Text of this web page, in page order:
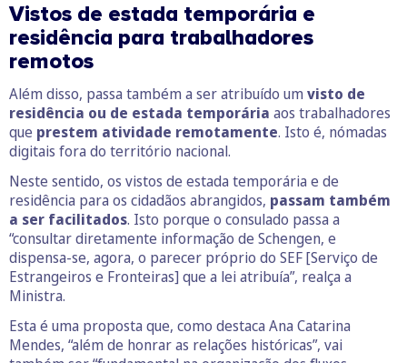
Vistos de estada temporária e
residência para trabalhadores
remotos
Além disso, passa também a ser atribuído um visto de
residência ou de estada temporária aos trabalhadores
que prestem atividade remotamente. Isto é, nómadas
digitais fora do território nacional.
Neste sentido, os vistos de estada temporária e de
residência para os cidadãos abrangidos, passam também
a ser facilitados. Isto porque o consulado passa a
“consultar diretamente informação de Schengen, e
dispensa-se, agora, o parecer próprio do SEF [Serviço de
Estrangeiros e Fronteiras] que a lei atribuía”, realça a
Ministra.
Esta é uma proposta que, como destaca Ana Catarina
Mendes, “além de honrar as relações históricas”, vai